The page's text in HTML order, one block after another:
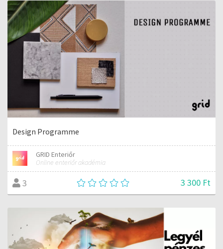
Design Programme
GRID Enteriőr
Online enteriőr akadémia
3 3 300 Ft